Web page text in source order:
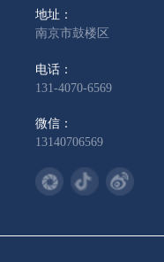
地址：
南京市鼓楼区
电话：
131-4070-6569
微信：
13140706569